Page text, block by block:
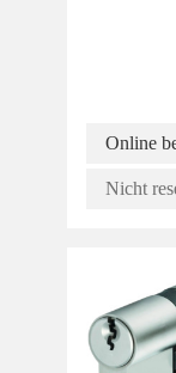
Online
Nicht